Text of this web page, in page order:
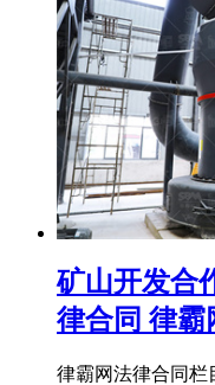
矿山开发合
律合同 律霸
律霸网法律合同栏